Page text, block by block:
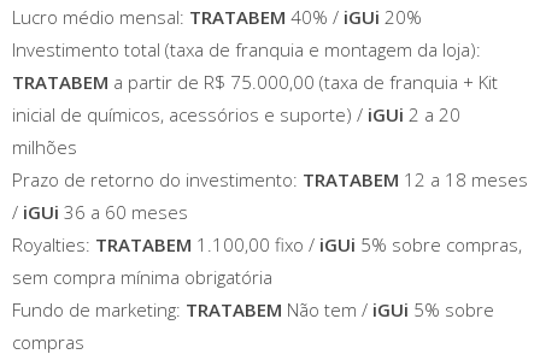
Lucro médio mensal: TRATABEM 40% / iGUi 20%
Investimento total (taxa de franquia e montagem da loja):
TRATABEM a partir de R$ 75.000,00 (taxa de franquia + Kit
inicial de químicos, acessórios e suporte) / iGUi 2 a 20
milhões
Prazo de retorno do investimento: TRATABEM 12 a 18 meses
/ iGUi 36 a 60 meses
Royalties: TRATABEM 1.100,00 fixo / iGUi 5% sobre compras,
sem compra mínima obrigatória
Fundo de marketing: TRATABEM Não tem / iGUi 5% sobre
compras